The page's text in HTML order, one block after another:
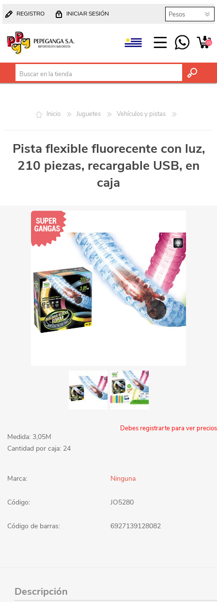
REGISTRO INICIAR SESIÓN
(0)
Inicio Juguetes Vehículos y pistas
Pista flexible fluorecente con luz,
210 piezas, recargable USB, en
caja
Debes registrarte para ver precios
Medida: 3,05M
Cantidad por caja: 24
Marca: Ninguna
Código: JO5280
Código de barras: 6927139128082
Descripción